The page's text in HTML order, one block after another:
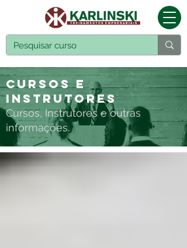
Cursos e
Instrutores
Cursos, Instrutores e outras
informações.